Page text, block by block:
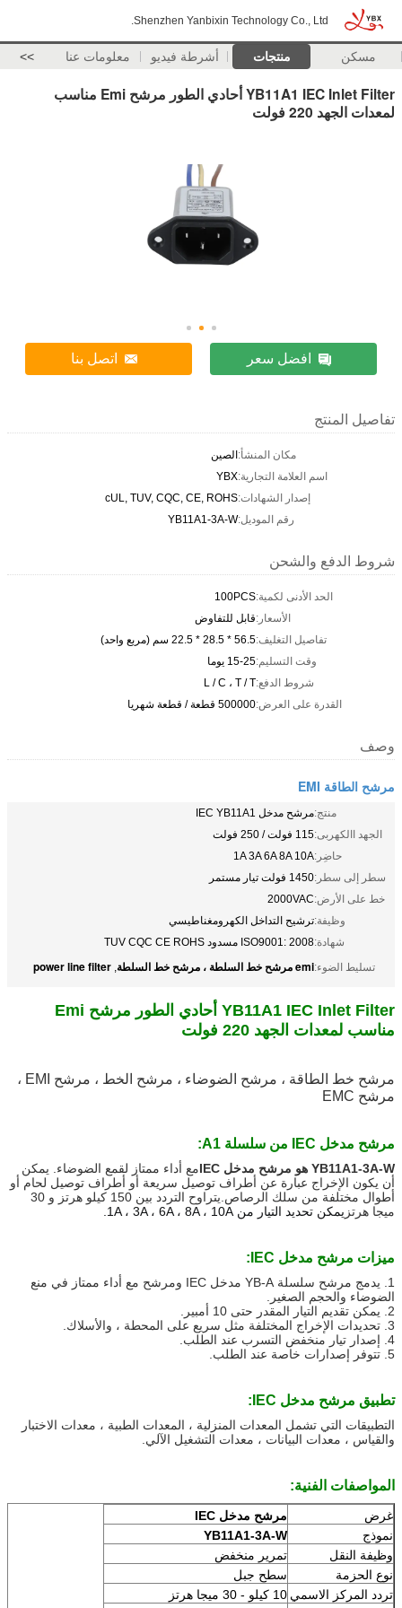
Shenzhen Yanbixin Technology Co., Ltd.
مسكن منتجات أشرطة فيديو معلومات عنا >>
YB11A1 IEC Inlet Filter أحادي الطور مرشح Emi مناسب
لمعدات الجهد 220 فولت
افضل سعر اتصل بنا
تفاصيل المنتج
مكان المنشأ:الصين
اسم العلامة التجارية:YBX
إصدار الشهادات:cUL, TUV, CQC, CE, ROHS
رقم الموديل:YB11A1-3A-W
شروط الدفع والشحن
الحد الأدنى لكمية:100PCS
الأسعار:قابل للتفاوض
تفاصيل التغليف:56.5 * 28.5 * 22.5 سم (مربع واحد)
وقت التسليم:15-25 يوما
شروط الدفع:L / C ، T / T
القدرة على العرض:500000 قطعة / قطعة شهريا
وصف
مرشح الطاقة EMI
منتج:مرشح مدخل IEC YB11A1
الجهد االكهربى:115 فولت / 250 فولت
حاضِر:1A 3A 6A 8A 10A
سطر إلى سطر:1450 فولت تيار مستمر
خط على الأرض:2000VAC
وظيفة:ترشيح التداخل الكهرومغناطيسي
شهادة:ISO9001: 2008 مسدود TUV CQC CE ROHS
تسليط الضوء:emi مرشح خط السلطة ، مرشح خط السلطة ,
power line filter
YB11A1 IEC Inlet Filter أحادي الطور مرشح Emi
مناسب لمعدات الجهد 220 فولت
مرشح خط الطاقة ، مرشح الضوضاء ، مرشح الخط ، مرشح EMI ،
مرشح EMC
مرشح مدخل IEC من سلسلة A1:
YB11A1-3A-W هو مرشح مدخل IEC
مع أداء ممتاز لقمع الضوضاء. يمكن
أن يكون الإخراج عبارة عن أطراف توصيل سريعة أو أطراف توصيل لحام أو
أطوال مختلفة من سلك الرصاص.
يتراوح التردد بين 150 كيلو هرتز و 30
ميجا هرتز يمكن تحديد التيار من 1A ، 3A ، 6A ، 8A ، 10A.
ميزات مرشح مدخل IEC:
1. يدمج مرشح سلسلة YB-A مدخل IEC ومرشح مع أداء ممتاز في منع
الضوضاء والحجم الصغير.
2. يمكن تقديم التيار المقدر حتى 10 أمبير.
3. تحديدات الإخراج المختلفة مثل سريع على المحطة ، والأسلاك.
4. إصدار تيار منخفض التسرب عند الطلب.
5. تتوفر إصدارات خاصة عند الطلب.
تطبيق مرشح مدخل IEC:
التطبيقات التي تشمل المعدات المنزلية ، المعدات الطبية ، معدات الاختبار
والقياس ، معدات البيانات ، معدات التشغيل الآلي.
المواصفات الفنية:
غرض
مرشح مدخل IEC
نموذج
YB11A1-3A-W
وظيفة النقل
تمرير منخفض
نوع الحزمة
سطح جبل
تردد المركز الاسمي 10 كيلو - 30 ميجا هرتز